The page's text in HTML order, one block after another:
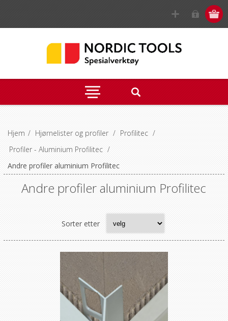
Hjem / Hjørnelister og profiler / Profilitec /
Profiler - Aluminium Profilitec /
Andre profiler aluminium Profilitec
Andre profiler aluminium Profilitec
Sorter etter